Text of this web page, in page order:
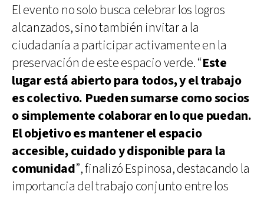
El evento no solo busca celebrar los logros
alcanzados, sino también invitar a la
ciudadanía a participar activamente en la
preservación de este espacio verde. “Este
lugar está abierto para todos, y el trabajo
es colectivo. Pueden sumarse como socios
o simplemente colaborar en lo que puedan.
El objetivo es mantener el espacio
accesible, cuidado y disponible para la
comunidad”, finalizó Espinosa, destacando la
importancia del trabajo conjunto entre los